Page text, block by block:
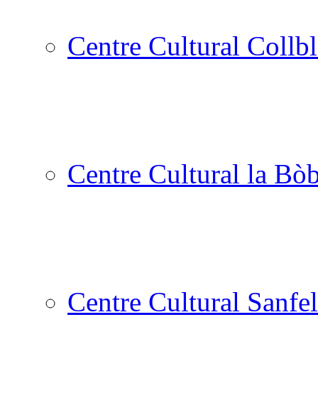
Centre Cultural
Centre Cultural la
Centre Cultural